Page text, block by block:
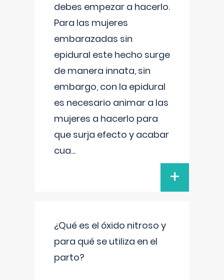
debes empezar a hacerlo.
Para las mujeres
embarazadas sin
epidural este hecho surge
de manera innata, sin
embargo, con la epidural
es necesario animar a las
mujeres a hacerlo para
que surja efecto y acabar
cua...
+
¿Qué es el óxido nitroso y
para qué se utiliza en el
parto?